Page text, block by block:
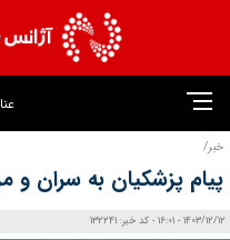
خبر/
پیام پزشکیان به سران و
1403/12/12 - 16:01 - کد خبر: 132241